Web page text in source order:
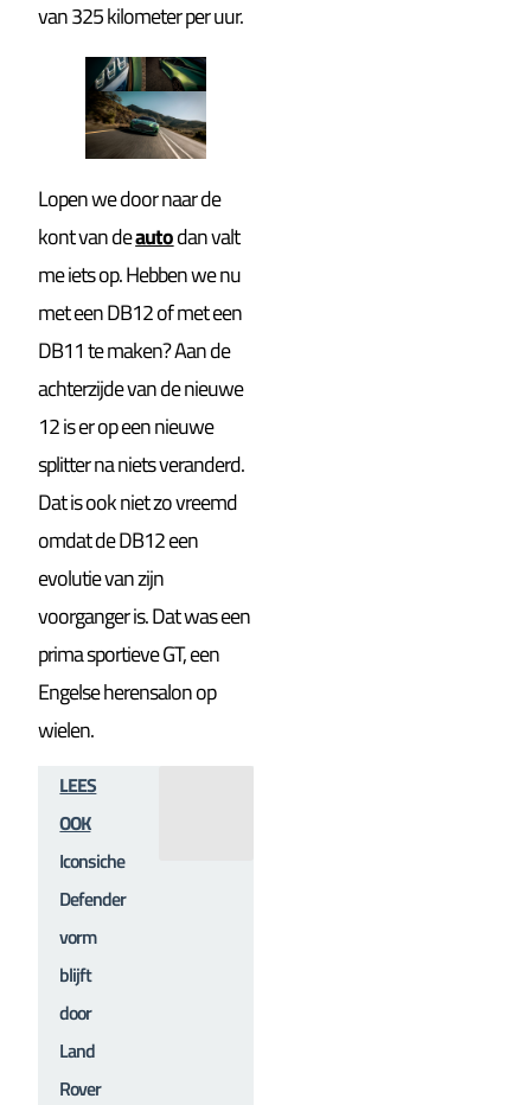
van 325 kilometer per uur.
Lopen we door naar de
kont van deautodan valt
me iets op. Hebben we nu
met een DB12 of met een
DB11 te maken? Aan de
achterzijde van de nieuwe
12 is er op een nieuwe
splitter na niets veranderd.
Dat is ook niet zo vreemd
omdat de DB12 een
evolutie van zijn
voorganger is. Dat was een
prima sportieve GT, een
Engelse herensalon op
wielen.
LEES
OOK
Iconsiche
Defender
vorm
blijft
door
Land
Rover